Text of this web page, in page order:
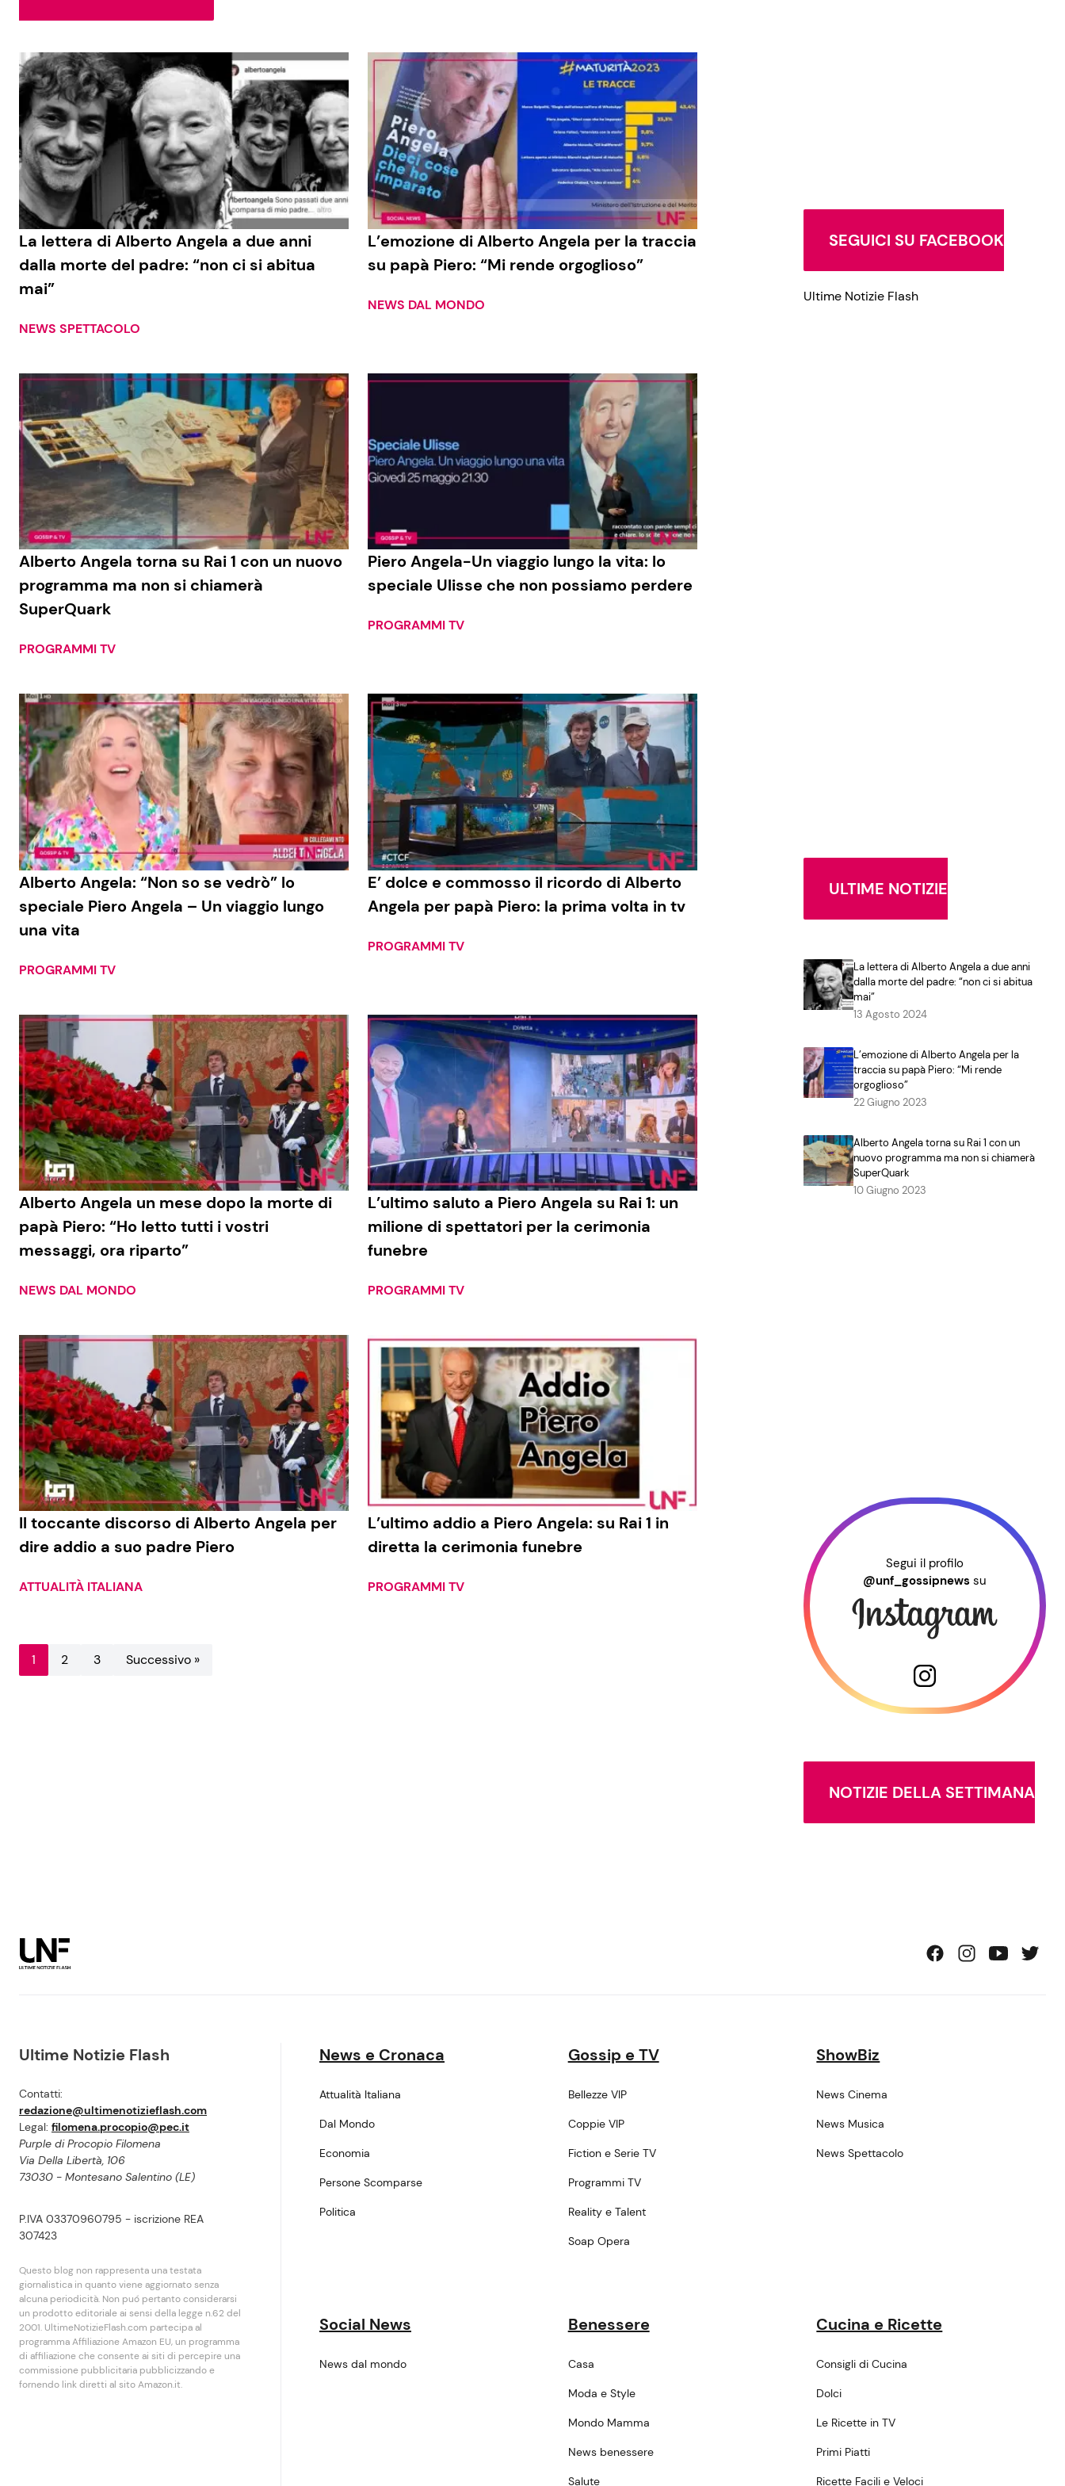
Social News
News dal mondo
Benessere
Casa
Moda e Style
Mondo Mamma
News benessere
Salute
Cucina e Ricette
Consigli di Cucina
Dolci
Le Ricette in TV
Primi Piatti
Ricette Facili e Veloci
La lettera di Alberto Angela a due anni
dalla morte del padre: “non ci si abitua
mai”
NEWS SPETTACOLO
L’emozione di Alberto Angela per la traccia
su papà Piero: “Mi rende orgoglioso”
NEWS DAL MONDO
Alberto Angela torna su Rai 1 con un nuovo
programma ma non si chiamerà
SuperQuark
PROGRAMMI TV
Piero Angela-Un viaggio lungo la vita: lo
speciale Ulisse che non possiamo perdere
PROGRAMMI TV
Alberto Angela: “Non so se vedrò” lo
speciale Piero Angela – Un viaggio lungo
una vita
PROGRAMMI TV
E’ dolce e commosso il ricordo di Alberto
Angela per papà Piero: la prima volta in tv
PROGRAMMI TV
Alberto Angela un mese dopo la morte di
papà Piero: “Ho letto tutti i vostri
messaggi, ora riparto”
NEWS DAL MONDO
L’ultimo saluto a Piero Angela su Rai 1: un
milione di spettatori per la cerimonia
funebre
PROGRAMMI TV
Il toccante discorso di Alberto Angela per
dire addio a suo padre Piero
ATTUALITÀ ITALIANA
L’ultimo addio a Piero Angela: su Rai 1 in
diretta la cerimonia funebre
PROGRAMMI TV
1 2 3 Successivo »
SEGUICI SU FACEBOOK
Ultime Notizie Flash
ULTIME NOTIZIE
La lettera di Alberto Angela a due anni
dalla morte del padre: “non ci si abitua
mai”
13 Agosto 2024
L’emozione di Alberto Angela per la
traccia su papà Piero: “Mi rende
orgoglioso”
22 Giugno 2023
Alberto Angela torna su Rai 1 con un
nuovo programma ma non si chiamerà
SuperQuark
10 Giugno 2023
Segui il profilo
@unf_gossipnews su
NOTIZIE DELLA SETTIMANA
Ultime Notizie Flash
Contatti:
redazione@ultimenotizieflash.com
Legal: filomena.procopio@pec.it
Purple di Procopio Filomena
Via Della Libertà, 106
73030 - Montesano Salentino (LE)
P.IVA 03370960795 - iscrizione REA
307423
Questo blog non rappresenta una testata
giornalistica in quanto viene aggiornato senza
alcuna periodicità. Non puó pertanto considerarsi
un prodotto editoriale ai sensi della legge n.62 del
2001. UltimeNotizieFlash.com partecipa al
programma Affiliazione Amazon EU, un programma
di affiliazione che consente ai siti di percepire una
commissione pubblicitaria pubblicizzando e
fornendo link diretti al sito Amazon.it.
News e Cronaca
Attualità Italiana
Dal Mondo
Economia
Persone Scomparse
Politica
Gossip e TV
Bellezze VIP
Coppie VIP
Fiction e Serie TV
Programmi TV
Reality e Talent
Soap Opera
ShowBiz
News Cinema
News Musica
News Spettacolo
Social News
News dal mondo
Benessere
Casa
Moda e Style
Mondo Mamma
News benessere
Salute
Cucina e Ricette
Consigli di Cucina
Dolci
Le Ricette in TV
Primi Piatti
Ricette Facili e Veloci